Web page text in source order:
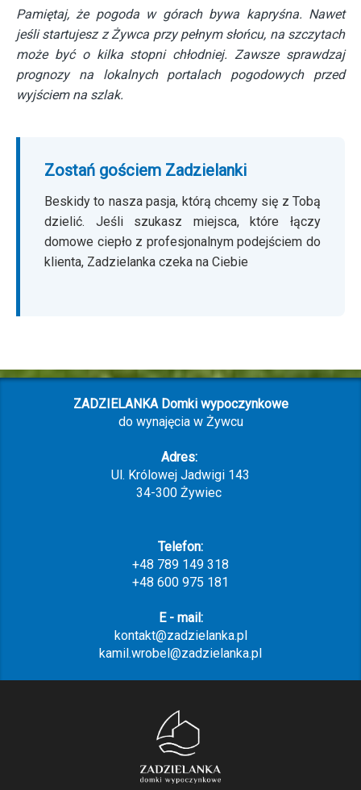
Pamiętaj, że pogoda w górach bywa kapryśna. Nawet
jeśli startujesz z Żywca przy pełnym słońcu, na szczytach
może być o kilka stopni chłodniej. Zawsze sprawdzaj
prognozy na lokalnych portalach pogodowych przed
wyjściem na szlak.
Zostań gościem Zadzielanki
Beskidy to nasza pasja, którą chcemy się z Tobą
dzielić. Jeśli szukasz miejsca, które łączy
domowe ciepło z profesjonalnym podejściem do
klienta, Zadzielanka czeka na Ciebie
ZADZIELANKA Domki wypoczynkowe
do wynajęcia w Żywcu
Adres:
Ul. Królowej Jadwigi 143
34-300 Żywiec
Telefon:
+48 789 149 318
+48 600 975 181
E - mail:
kontakt@zadzielanka.pl
kamil.wrobel@zadzielanka.pl